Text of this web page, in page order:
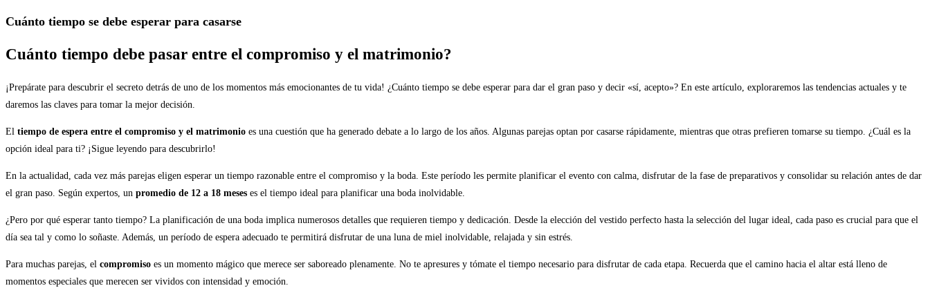
Cuánto tiempo se debe esperar para casarse
Cuánto tiempo debe pasar entre el compromiso y el matrimonio?
¡Prepárate para descubrir el secreto detrás de uno de los momentos más emocionantes de tu vida! ¿Cuánto tiempo se debe esperar para dar el gran paso y decir «sí, acepto»? En este artículo, exploraremos las tendencias actuales y te
daremos las claves para tomar la mejor decisión.
El tiempo de espera entre el compromiso y el matrimonio es una cuestión que ha generado debate a lo largo de los años. Algunas parejas optan por casarse rápidamente, mientras que otras prefieren tomarse su tiempo. ¿Cuál es la
opción ideal para ti? ¡Sigue leyendo para descubrirlo!
En la actualidad, cada vez más parejas eligen esperar un tiempo razonable entre el compromiso y la boda. Este período les permite planificar el evento con calma, disfrutar de la fase de preparativos y consolidar su relación antes de dar
el gran paso. Según expertos, un promedio de 12 a 18 meses es el tiempo ideal para planificar una boda inolvidable.
¿Pero por qué esperar tanto tiempo? La planificación de una boda implica numerosos detalles que requieren tiempo y dedicación. Desde la elección del vestido perfecto hasta la selección del lugar ideal, cada paso es crucial para que el
día sea tal y como lo soñaste. Además, un período de espera adecuado te permitirá disfrutar de una luna de miel inolvidable, relajada y sin estrés.
Para muchas parejas, el compromiso es un momento mágico que merece ser saboreado plenamente. No te apresures y tómate el tiempo necesario para disfrutar de cada etapa. Recuerda que el camino hacia el altar está lleno de
momentos especiales que merecen ser vividos con intensidad y emoción.